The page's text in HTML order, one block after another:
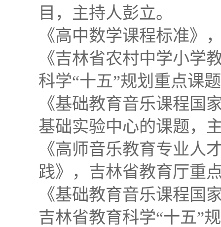
目，主持人彭立。
《高中数学课程标准》
《吉林省农村中学小学
科学“十五”规划重点课
《基础教育音乐课程国
基础实验中心的课题，
《高师音乐教育专业人
践》，吉林省教育厅重
《基础教育音乐课程国
吉林省教育科学“十五”